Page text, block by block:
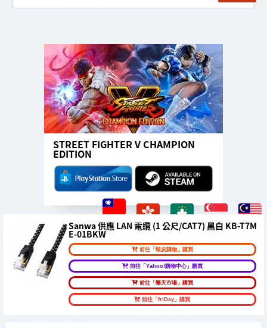
STREET FIGHTER V CHAMPION
EDITION
Sanwa 供應 LAN 電纜 (1 公尺/CAT7) 黑白 KB-T7M
E-01BKW
前往「蝦皮購物」購買
前往「Yahoo!購物中心」購買
前往「樂天市場」購買
前往「friDay」購買